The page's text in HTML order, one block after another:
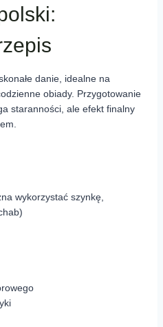
danie, idealne na
obiady. Przygotowanie
staranności, ale efekt finalny
wykorzystać szynkę,